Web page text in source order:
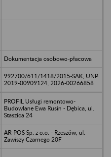
Dokumentacja osobowo-płacowa
992700/611/1418/2015-SAK; UNP:
2019-00909124, 2026-00266858
PROFIL Usługi remontowo-
Budowlane Ewa Rusin - Dębica, ul.
Staszica 24
AR-POS Sp. z o.o. - Rzeszów, ul.
Zawiszy Czarnego 20F